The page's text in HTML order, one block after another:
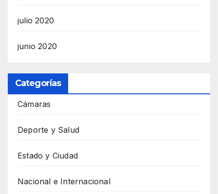
julio 2020
junio 2020
Categorías
Cámaras
Deporte y Salud
Estado y Ciudad
Nacional e Internacional